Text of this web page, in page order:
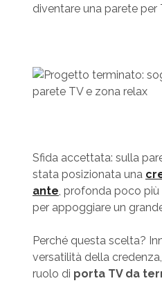
diventare una parete per
Sfida accettata: sulla
stata posizionata una
ante, profonda poco
per appoggiare un
Perché questa scelta?
versatilità della
ruolo di porta TV da